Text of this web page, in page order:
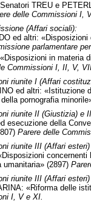
TREU e
delle Commissioni I,
(Affari sociali):
ed altri:
parlamentare
in materia
Commissioni I, II, V,
riunite I (Affari
ed altri: «Istituzione
pornografia
riunite II (Giustizia) e
esecuzione della
Parere delle
riunite III (Affari
umanitaria» (2897)
riunite III (Affari
«Riforma delle
I, V e XI.